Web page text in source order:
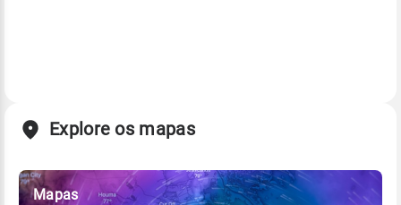
Explore os mapas
Mapas